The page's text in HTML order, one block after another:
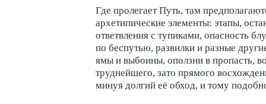
Где пролегает Путь, там
архетипические элементы: этапы,
ответвления с тупиками, опасность
по беспутью, развилки и разные
ямы и выбоины, оползни в пропасть,
труднейшего, зато прямого
минуя долгий её обход, и тому